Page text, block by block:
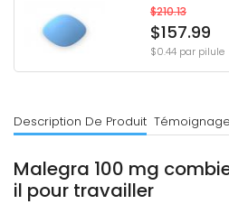
$210.13
$157.99
$0.44 par pilule
Description De Produit
Malegra 100 mg
il pour travailler